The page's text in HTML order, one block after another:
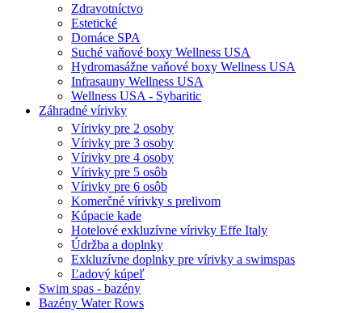
Zdravotníctvo
Estetické
Domáce SPA
Suché vaňové boxy Wellness USA
Hydromasážne vaňové boxy Wellness USA
Infrasauny Wellness USA
Wellness USA - Sybaritic
Záhradné vírivky
Vírivky pre 2 osoby
Vírivky pre 3 osoby
Vírivky pre 4 osoby
Vírivky pre 5 osôb
Vírivky pre 6 osôb
Komerčné vírivky s prelivom
Kúpacie kade
Hotelové exkluzívne vírivky Effe Italy
Údržba a doplnky
Exkluzívne doplnky pre vírivky a swimspas
Ľadový kúpeľ
Swim spas - bazény
Bazény Water Rows